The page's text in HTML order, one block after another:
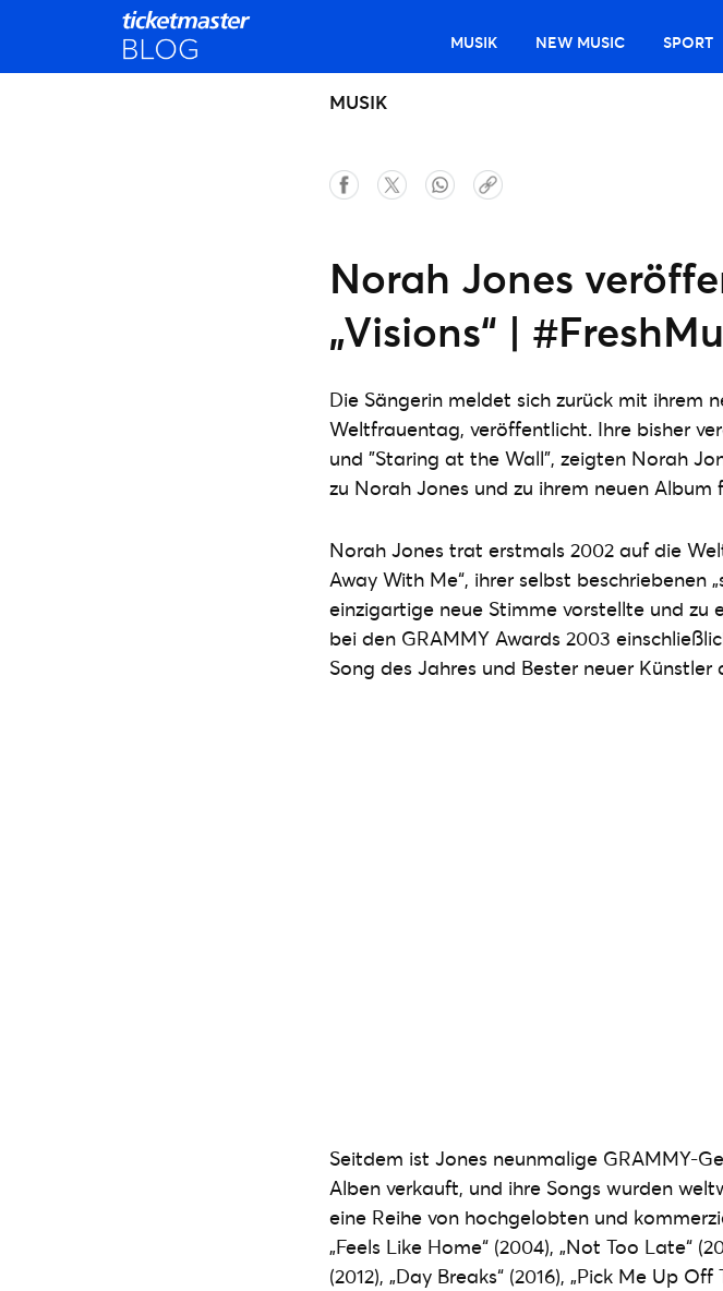
MUSIK NEW MUSIC SPORT
MUSIK
Norah Jones
„Visions“ |
Die Sängerin meldet sich zurück mit ihrem
Weltfrauentag, veröffentlicht. Ihre bisher
und "Staring at the Wall", zeigten Norah
zu Norah Jones und zu ihrem neuen
Norah Jones trat erstmals 2002 auf die
Away With Me“, ihrer selbst beschriebenen
einzigartige neue Stimme vorstellte und zu
bei den GRAMMY Awards 2003
Song des Jahres und Bester neuer Künstler
Seitdem ist Jones neunmalige GRAMMY-
Alben verkauft, und ihre Songs wurden
eine Reihe von hochgelobten und
„Feels Like Home“ (2004), „Not Too Late“
(2012), „Day Breaks“ (2016), „Pick Me Up